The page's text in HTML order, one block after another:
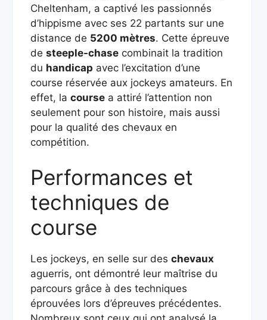
Cheltenham, a captivé les passionnés
d’hippisme avec ses 22 partants sur une
distance de 5200 mètres. Cette épreuve
de steeple-chase combinait la tradition
du handicap avec l’excitation d’une
course réservée aux jockeys amateurs. En
effet, la course a attiré l’attention non
seulement pour son histoire, mais aussi
pour la qualité des chevaux en
compétition.
Performances et
techniques de
course
Les jockeys, en selle sur des chevaux
aguerris, ont démontré leur maîtrise du
parcours grâce à des techniques
éprouvées lors d’épreuves précédentes.